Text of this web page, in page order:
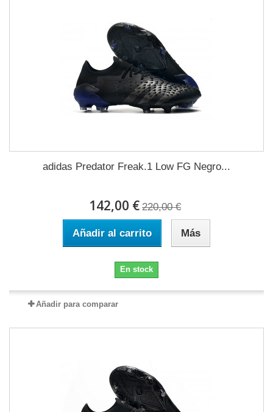
adidas Predator Freak.1 Low FG Negro...
142,00 € 220,00 €
Añadir al carrito Más
En stock
Añadir para comparar